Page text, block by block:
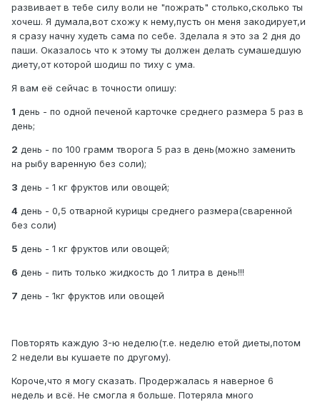
развивает в тебе силу воли не "пожрать" столько,сколько ты
хочеш. Я думала,вот схожу к нему,пусть он меня закодирует,и
я сразу начну худеть сама по себе. Зделала я это за 2 дня до
паши. Оказалось что к этому ты должен делать сумашедшую
диету,от которой шодиш по тиху с ума.
Я вам её сейчас в точности опишу:
1 день - по одной печеной карточке среднего размера 5 раз в
день;
2 день - по 100 грамм творога 5 раз в день(можно заменить
на рыбу варенную без соли);
3 день - 1 кг фруктов или овощей;
4 день - 0,5 отварной курицы среднего размера(сваренной
без соли)
5 день - 1 кг фруктов или овощей;
6 день - пить только жидкость до 1 литра в день!!!
7 день - 1кг фруктов или овощей
Повторять каждую 3-ю неделю(т.е. неделю етой диеты,потом
2 недели вы кушаете по другому).
Короче,что я могу сказать. Продержалась я наверное 6
недель и всё. Не смогла я больше. Потеряла много